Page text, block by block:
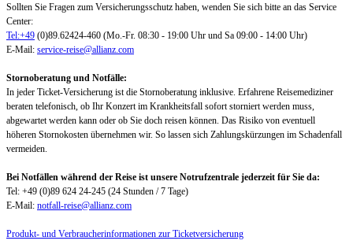
Sollten Sie Fragen zum Versicherungsschutz haben, wenden Sie sich bitte an das Service
Center:
Tel:+49 (0)89.62424-460 (Mo.-Fr. 08:30 - 19:00 Uhr und Sa 09:00 - 14:00 Uhr)
E-Mail: service-reise@allianz.com
Stornoberatung und Notfälle:
In jeder Ticket-Versicherung ist die Stornoberatung inklusive. Erfahrene Reisemediziner
beraten telefonisch, ob Ihr Konzert im Krankheitsfall sofort storniert werden muss,
abgewartet werden kann oder ob Sie doch reisen können. Das Risiko von eventuell
höheren Stornokosten übernehmen wir. So lassen sich Zahlungskürzungen im Schadenfall
vermeiden.
Bei Notfällen während der Reise ist unsere Notrufzentrale jederzeit für Sie da:
Tel: +49 (0)89 624 24-245 (24 Stunden / 7 Tage)
E-Mail: notfall-reise@allianz.com
Produkt- und Verbraucherinformationen zur Ticketversicherung